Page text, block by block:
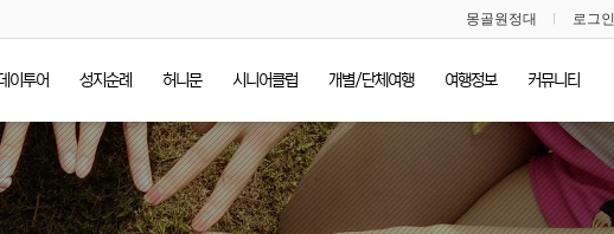
몽골원정대 로그인
이투어 성지순례 허니문 시니어클럽 개별/단체여행 여행정보 커뮤니티